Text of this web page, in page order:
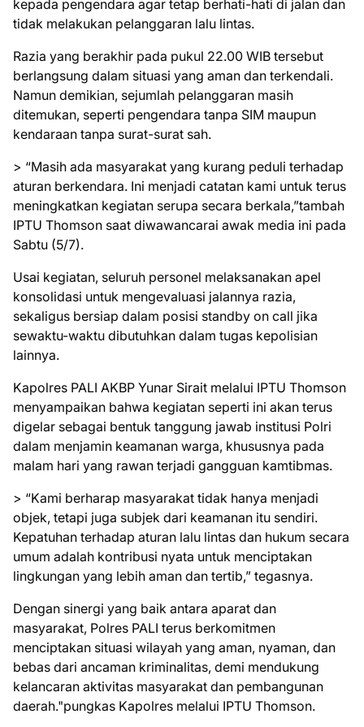
kepada pengendara agar tetap berhati-hati di jalan dan
tidak melakukan pelanggaran lalu lintas.
Razia yang berakhir pada pukul 22.00 WIB tersebut
berlangsung dalam situasi yang aman dan terkendali.
Namun demikian, sejumlah pelanggaran masih
ditemukan, seperti pengendara tanpa SIM maupun
kendaraan tanpa surat-surat sah.
> “Masih ada masyarakat yang kurang peduli terhadap
aturan berkendara. Ini menjadi catatan kami untuk terus
meningkatkan kegiatan serupa secara berkala,”tambah
IPTU Thomson saat diwawancarai awak media ini pada
Sabtu (5/7).
Usai kegiatan, seluruh personel melaksanakan apel
konsolidasi untuk mengevaluasi jalannya razia,
sekaligus bersiap dalam posisi standby on call jika
sewaktu-waktu dibutuhkan dalam tugas kepolisian
lainnya.
Kapolres PALI AKBP Yunar Sirait melalui IPTU Thomson
menyampaikan bahwa kegiatan seperti ini akan terus
digelar sebagai bentuk tanggung jawab institusi Polri
dalam menjamin keamanan warga, khususnya pada
malam hari yang rawan terjadi gangguan kamtibmas.
> “Kami berharap masyarakat tidak hanya menjadi
objek, tetapi juga subjek dari keamanan itu sendiri.
Kepatuhan terhadap aturan lalu lintas dan hukum secara
umum adalah kontribusi nyata untuk menciptakan
lingkungan yang lebih aman dan tertib,” tegasnya.
Dengan sinergi yang baik antara aparat dan
masyarakat, Polres PALI terus berkomitmen
menciptakan situasi wilayah yang aman, nyaman, dan
bebas dari ancaman kriminalitas, demi mendukung
kelancaran aktivitas masyarakat dan pembangunan
daerah."pungkas Kapolres melalui IPTU Thomson.